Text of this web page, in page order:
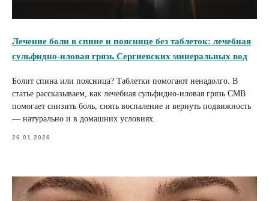
Лечение боли в спине и пояснице без таблеток: лечебная
сульфидно-иловая грязь Сергиевских минеральных вод
Болит спина или поясница? Таблетки помогают ненадолго. В
статье рассказываем, как лечебная сульфидно-иловая грязь СМВ
помогает снизить боль, снять воспаление и вернуть подвижность
— натурально и в домашних условиях.
26.01.2026